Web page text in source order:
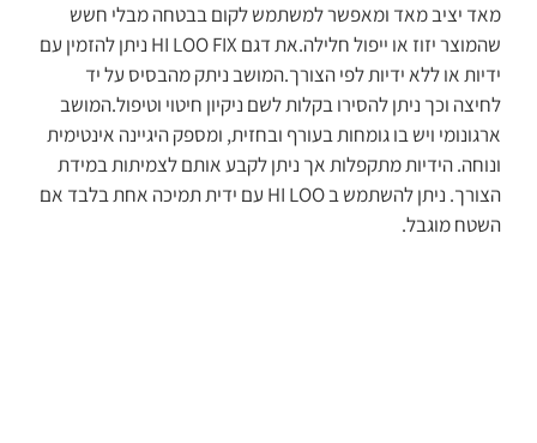
מאד יציב מאד ומאפשר למשתמש לקום בבטחה מבלי חשש
שהמוצר יזוז או ייפול חלילה.את דגם HI LOO FIX ניתן להזמין עם
ידיות או ללא ידיות לפי הצורך.המושב ניתק מהבסיס על יד
לחיצה וכך ניתן להסירו בקלות לשם ניקיון חיטוי וטיפול.המושב
ארגונומי ויש בו גומחות בעורף ובחזית, ומספק היגיינה אינטימית
ונוחה. הידיות מתקפלות אך ניתן לקבע אותם לצמיתות במידת
הצורך. ניתן להשתמש ב HI LOO עם ידית תמיכה אחת בלבד אם
השטח מוגבל.